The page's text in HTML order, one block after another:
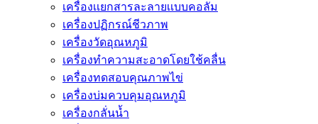
เครื่องเเยกสารละลายเเบบคอลัม
เครื่องปฏิกรณ์ชีวภาพ
เครื่องวัดอุณหภูมิ
เครื่องทำความสะอาดโดยใช้คลื่น
เครื่องทดสอบคุณภาพไข่
เครื่องบ่มควบคุมอุณหภูมิ
เครื่องกลั่นน้ำ